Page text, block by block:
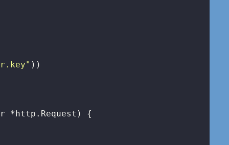
))
*http.Request) {